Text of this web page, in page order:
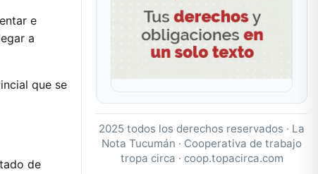
e
a
que se
de
2025 todos los derechos reservados · La
Nota Tucumán · Cooperativa de trabajo
tropa circa · coop.topacirca.com